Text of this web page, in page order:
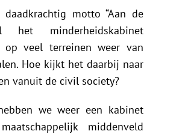
Raadgevers
Actueel
Contact
daadkrachtig motto “Aan de
het minderheidskabinet
op veel terreinen weer van
Hoe kijkt het daarbij naar
vanuit de civil society?
we weer een kabinet
middenveld